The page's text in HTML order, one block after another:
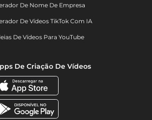
De Nome De Empresa
De Vídeos TikTok Com IA
De Vídeos Para YouTube
De Criação De Vídeos